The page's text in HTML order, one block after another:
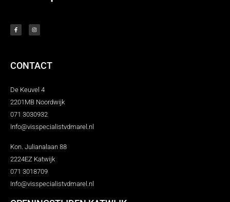
CONTACT
De Keuvel 4
2201MB Noordwijk
071 3030932
Info@visspecialistvdmarel.nl
Kon. Julianalaan 88
2224EZ Katwijk
071 3018709
Info@visspecialistvdmarel.nl